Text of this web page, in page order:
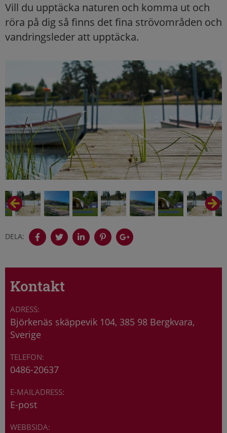
Vill du upptäcka naturen och komma ut och
röra på dig så finns det fina strövområden och
vandringsleder att upptäcka.
DELA:
Kontakt
Björkenäs skäppevik 104, 385 98 Bergkvara,
Sverige
0486-20637
E-post